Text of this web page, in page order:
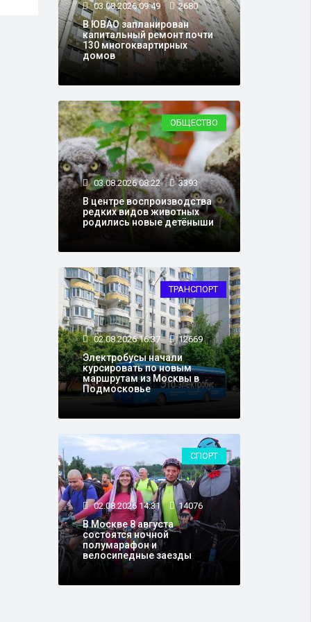
03.08.2026 09:49 2680
В ЮВАО запланирован
капитальный ремонт почти
130 многоквартирных
домов
ОБЩЕСТВО
03.08.2026 08:22 3393
В центре воспроизводства
редких видов животных
родились новые детёныши
ТРАНСПОРТ
02.08.2026 16:37 12669
Электробусы начали
курсировать по новым
маршрутам из Москвы в
Подмосковье
СПОРТ
02.08.2026 14:31 14076
В Москве 8 августа
состоятся ночной
полумарафон и
велосипедные заезды